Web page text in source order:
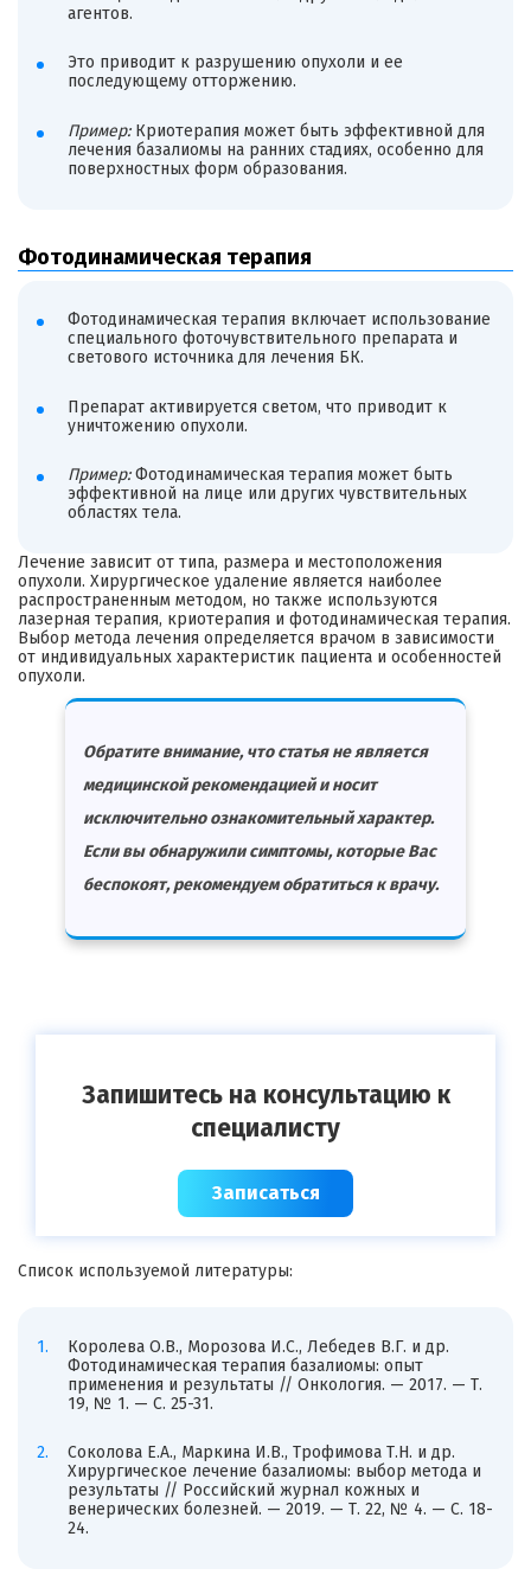
агентов.
Это приводит к разрушению опухоли и ее
последующему отторжению.
Пример:Криотерапия может быть эффективной для
лечения базалиомы на ранних стадиях, особенно для
поверхностных форм образования.
Фотодинамическая терапия
Фотодинамическая терапия включает использование
специального фоточувствительного препарата и
светового источника для лечения БК.
Препарат активируется светом, что приводит к
уничтожению опухоли.
Пример:Фотодинамическая терапия может быть
эффективной на лице или других чувствительных
областях тела.
Лечение зависит от типа, размера и местоположения
опухоли. Хирургическое удаление является наиболее
распространенным методом, но также используются
лазерная терапия, криотерапия и фотодинамическая терапия.
Выбор метода лечения определяется врачом в зависимости
от индивидуальных характеристик пациента и особенностей
опухоли.
Обратите внимание, что статья не является
медицинской рекомендацией и носит
исключительно ознакомительный характер.
Если вы обнаружили симптомы, которые Вас
беспокоят, рекомендуем обратиться к врачу.
Запишитесь на консультацию к
специалисту
Записаться
Список используемой литературы:
Королева О.В., Морозова И.С., Лебедев В.Г. и др.
Фотодинамическая терапия базалиомы: опыт
применения и результаты // Онкология. — 2017. — Т.
19, № 1. — С. 25-31.
Соколова Е.А., Маркина И.В., Трофимова Т.Н. и др.
Хирургическое лечение базалиомы: выбор метода и
результаты // Российский журнал кожных и
венерических болезней. — 2019. — Т. 22, № 4. — С. 18-
24.